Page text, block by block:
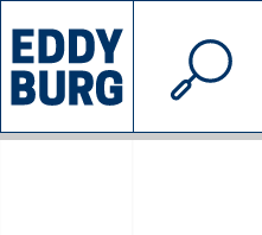
INIZIATIVE
© 2026